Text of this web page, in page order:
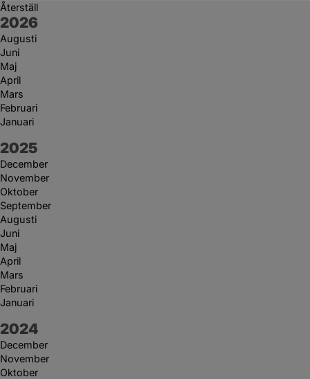
Återställ
År:
2026
Augusti
Juni
Maj
April
Mars
Februari
Januari
År:
2025
December
November
Oktober
September
Augusti
Juni
Maj
April
Mars
Februari
Januari
År:
2024
December
November
Oktober